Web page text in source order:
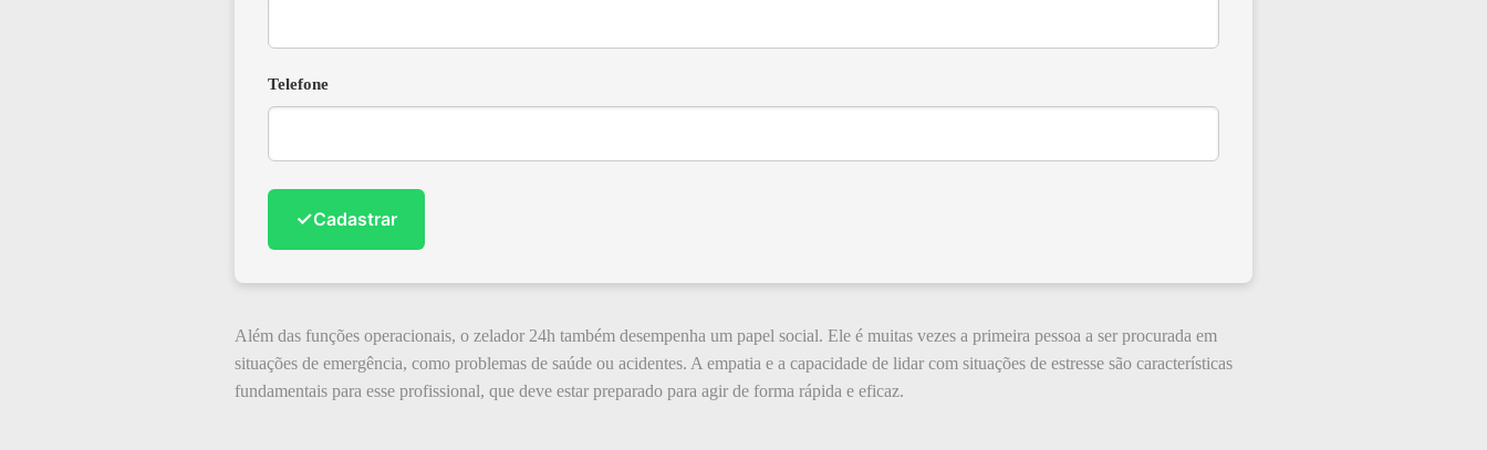
Telefone
✓Cadastrar
Além das funções operacionais, o zelador 24h também desempenha um papel social. Ele é muitas vezes a primeira pessoa a ser procurada em
situações de emergência, como problemas de saúde ou acidentes. A empatia e a capacidade de lidar com situações de estresse são características
fundamentais para esse profissional, que deve estar preparado para agir de forma rápida e eficaz.